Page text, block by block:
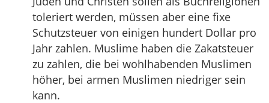
toleriert werden, müssen aber eine fixe
Schutzsteuer von einigen hundert Dollar pro
Jahr zahlen. Muslime haben die Zakatsteuer
zu zahlen, die bei wohlhabenden Muslimen
höher, bei armen Muslimen niedriger sein
kann.